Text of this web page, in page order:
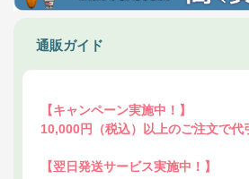
通販ガイド
【キャンペーン実施中！】
10,000円（税込）以上のご注文で代
【翌日発送サービス実施中！】